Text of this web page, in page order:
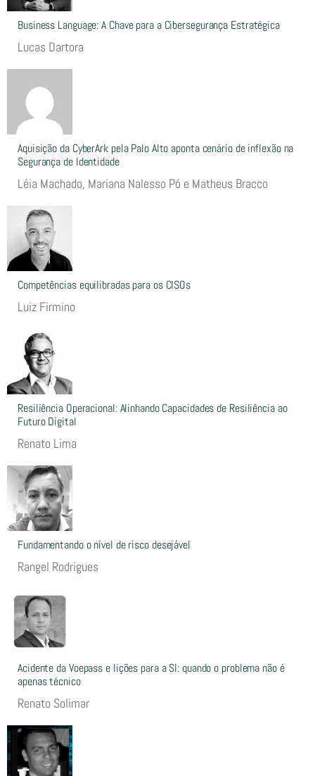
Business Language: A Chave para a Cibersegurança Estratégica
Lucas Dartora
Aquisição da CyberArk pela Palo Alto aponta cenário de inflexão na
Segurança de Identidade
Léia Machado, Mariana Nalesso Pó e Matheus Bracco
Competências equilibradas para os CISOs
Luiz Firmino
Resiliência Operacional: Alinhando Capacidades de Resiliência ao
Futuro Digital
Renato Lima
Fundamentando o nível de risco desejável
Rangel Rodrigues
Acidente da Voepass e lições para a SI: quando o problema não é
apenas técnico
Renato Solimar